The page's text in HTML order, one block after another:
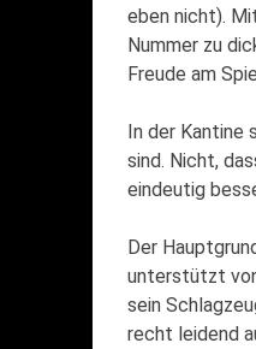
eben nicht).
Nummer zu
Freude am
In der Kantine
sind. Nicht,
eindeutig
Der
unterstützt
sein
recht leidend